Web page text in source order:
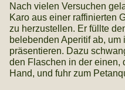
Nach vielen Versuchen
Karo aus einer raffinierten
zu herzustellen. Er füllte
belebenden Aperitif ab,
präsentieren. Dazu
den Flaschen in der einen,
Hand, und fuhr zum